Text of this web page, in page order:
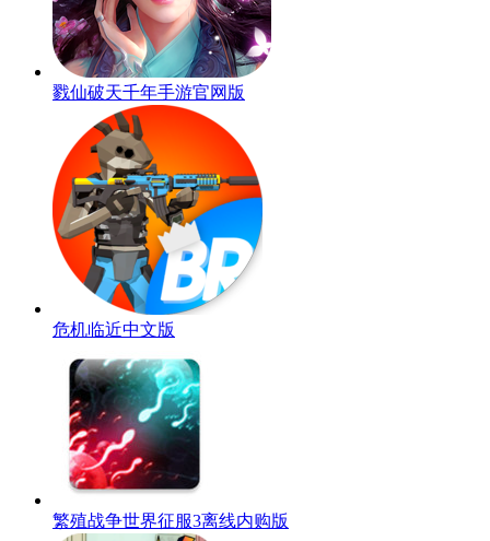
戮仙破天千年手游官网版
危机临近中文版
繁殖战争世界征服3离线内购版